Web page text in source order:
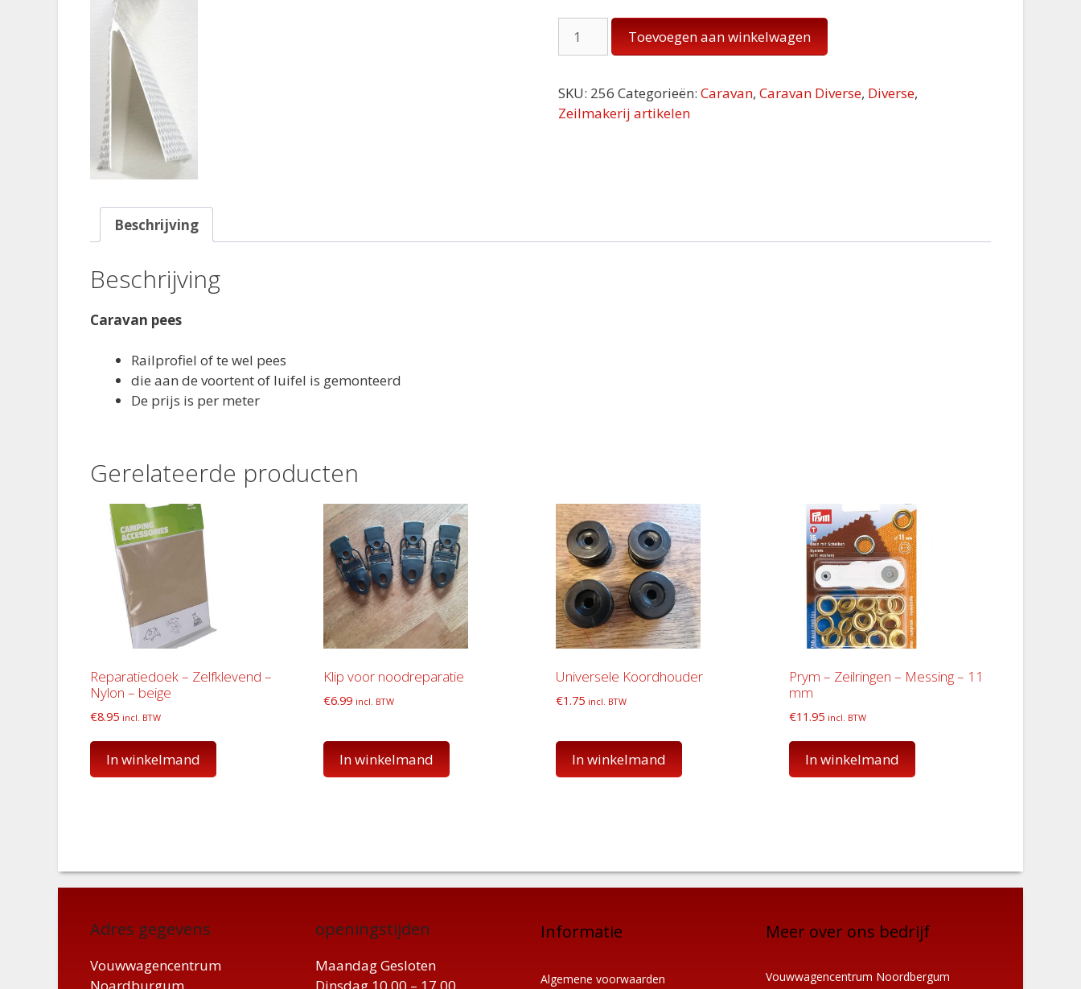
pees
Toevoegen aan winkelwagen
SKU: 256 Categorieën:Caravan,Caravan Diverse, Diverse,
Zeilmakerij artikelen
Beschrijving
Beschrijving
Caravan pees
Railprofiel of te wel pees
die aan de voortent of luifel is gemonteerd
De prijs is per meter
Gerelateerde producten
Reparatiedoek – Zelfklevend –
Nylon – beige
€8.95 incl. BTW
In winkelmand
Klip voor noodreparatie
€6.99 incl. BTW
In winkelmand
Universele Koordhouder
€1.75 incl. BTW
In winkelmand
Prym – Zeilringen – Messing – 11
mm
€11.95 incl. BTW
In winkelmand
Adres gegevens
Vouwwagencentrum
openingstijden
Maandag Gesloten
Informatie
Algemene voorwaarden
Meer over ons bedrijf
Vouwwagencentrum Noordbergum